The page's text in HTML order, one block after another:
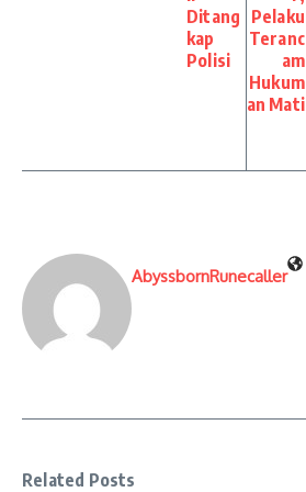
Ditang
kap
Polisi
Pelaku
Teranc
am
Hukum
an Mati
AbyssbornRunecaller
Related Posts